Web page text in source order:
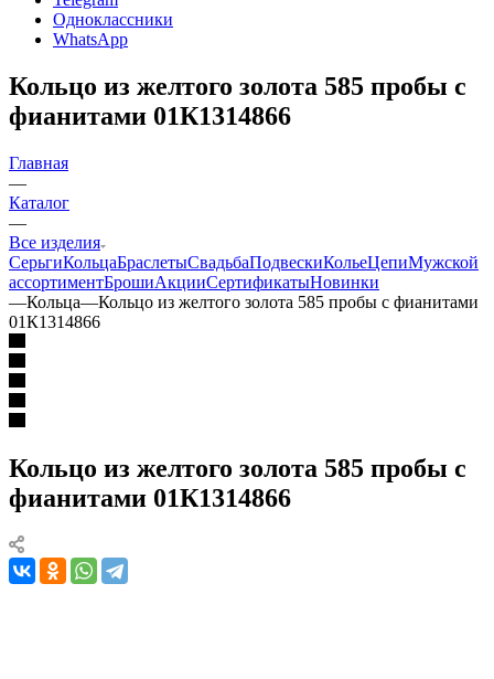
Одноклассники
WhatsApp
Кольцо из желтого золота 585 пробы c
фианитами 01К1314866
Главная
—
Каталог
—
Все изделия
СерьгиКольцаБраслетыСвадьбаПодвескиКольеЦепиМужской
ассортиментБрошиАкцииСертификатыНовинки
—Кольца—Кольцо из желтого золота 585 пробы c фианитами
01К1314866
Кольцо из желтого золота 585 пробы c
фианитами 01К1314866